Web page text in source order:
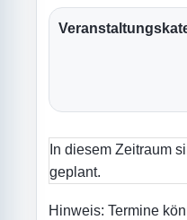
In diesem Zeitraum
geplant.
Hinweis: Termine